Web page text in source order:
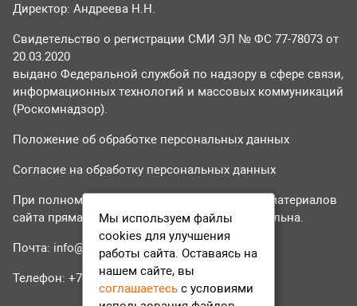
Директор: Андреева Н.Н.
Свидетельство о регистрации СМИ ЭЛ № ФС 77-78073 от
20.03.2020
выдано Федеральной службой по надзору в сфере связи,
информационных технологий и массовых коммуникаций
(Роскомнадзор).
Положение об обработке персональных данных
Согласие на обработку персональных данных
При полном или частичном использовании материалов
сайта прямая гиперссылка на tvr24.tv обязательна.
Почта: info@tvr24.tv
Телефон: +7 (496) 551-04-95
Мы используем файлы
cookies для улучшения
работы сайта. Оставаясь на
нашем сайте, вы
соглашаетесь с условиями